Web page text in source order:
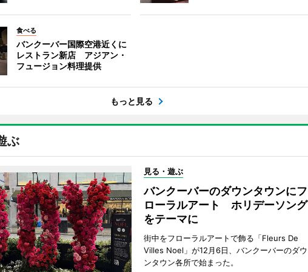
食べる
バンクーバー国際空港近くに
レストラン新店 アジアン・
フュージョン料理提供
もっと見る
ぶ
見る・遊ぶ
バンクーバーのダウンタウンにフ
ローラルアート ホリデーソング
をテーマに
街中をフローラルアートで飾る「Fleurs De
Villes Noel」が12月6日、バンクーバーのダウ
ンタウン各所で始まった。